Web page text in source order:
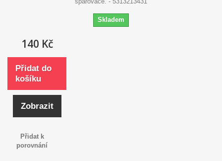
Skladem
140 Kč
Přidat do
košíku
Zobrazit
Přidat k
porovnání